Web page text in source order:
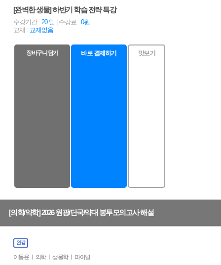
[완벽한 생물] 하반기 학습 전략 특강
수강기간 : 20 일 | 수강료 : 0원
교재 : 교재없음
장바구니 담기 바로 결제하기 맛보기
[의학/약학] 2026 원광/단국/약대 봉투모의고사 해설
완강
이동윤 ㅣ 의학 ㅣ 생물학 ㅣ 파이널